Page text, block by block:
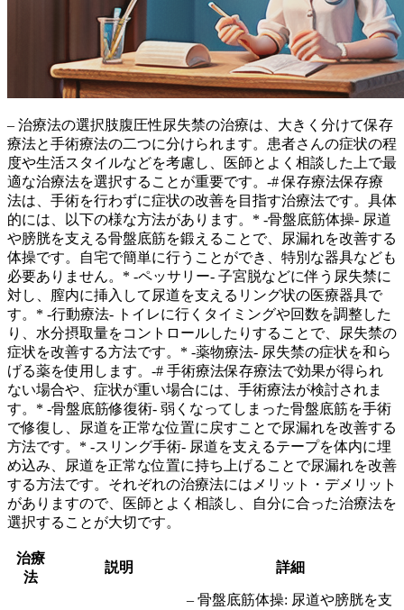
– 治療法の選択肢腹圧性尿失禁の治療は、大きく分けて保存
療法と手術療法の二つに分けられます。 患者さんの症状の程
度や生活スタイルなどを考慮し、医師とよく相談した上で最
適な治療法を選択することが重要です。-# 保存療法保存療
法は、手術を行わずに症状の改善を目指す治療法です。具体
的には、以下の様な方法があります。* -骨盤底筋体操- 尿道
や膀胱を支える骨盤底筋を鍛えることで、尿漏れを改善する
体操です。自宅で簡単に行うことができ、特別な器具なども
必要ありません。* -ペッサリー- 子宮脱などに伴う尿失禁に
対し、膣内に挿入して尿道を支えるリング状の医療器具で
す。* -行動療法- トイレに行くタイミングや回数を調整した
り、水分摂取量をコントロールしたりすることで、尿失禁の
症状を改善する方法です。* -薬物療法- 尿失禁の症状を和ら
げる薬を使用します。-# 手術療法保存療法で効果が得られ
ない場合や、症状が重い場合には、手術療法が検討されま
す。 * -骨盤底筋修復術- 弱くなってしまった骨盤底筋を手術
で修復し、尿道を正常な位置に戻すことで尿漏れを改善する
方法です。* -スリング手術- 尿道を支えるテープを体内に埋
め込み、尿道を正常な位置に持ち上げることで尿漏れを改善
する方法です。それぞれの治療法にはメリット・デメリット
がありますので、医師とよく相談し、自分に合った治療法を
選択することが大切です。
治療
法
説明 詳細
– 骨盤底筋体操: 尿道や膀胱を支